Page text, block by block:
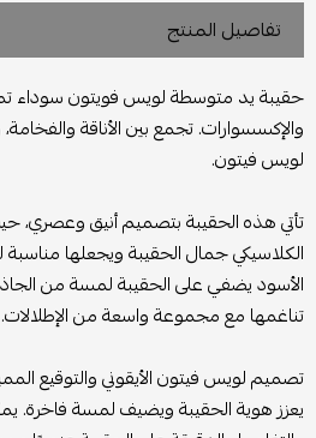
تفاصيل المنتج
حقيبة يد متوسطة لويس فويتون سوداء
والإكسسوارات. تجمع بين الأناقة
لويس فيتون.
تأتي هذه الحقيبة بتصميم أنيق وعصري،
الكلاسيكي جمال الحقيبة ويجعلها
الأسود يضفي على الحقيبة لمسة من
تناغمها مع مجموعة واسعة من الإطلالات.
تصميم لويس فيتون الأيقوني والتوقيع
يعزز هوية الحقيبة ويضيف لمسة فاخرة.